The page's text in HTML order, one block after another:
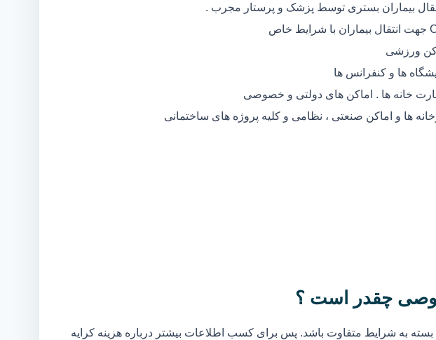
بیماران بستری توسط پزشک و پرستار مجرب .
ورزشی
ها و کنفرانس ها
خانه ها . اماکن های دولتی و خصوصی
ها و اماکن صنعتی ، نظامی و کلیه پروژه های ساختمانی
چقدر است ؟
به شرایط متفاوت باشد. پس برای کسب اطلاعات بیشتر درباره هزینه کرایه